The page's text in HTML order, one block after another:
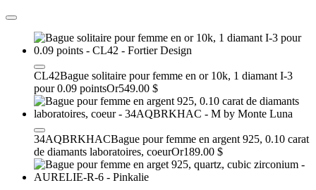
CL42Bague solitaire pour femme en or 10k, 1 diamant I-3
pour 0.09 pointsOr549.00 $
34AQBRKHACBague pour femme en argent 925, 0.10 carat
de diamants laboratoires, coeurOr189.00 $